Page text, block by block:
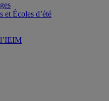
et Écoles d’été